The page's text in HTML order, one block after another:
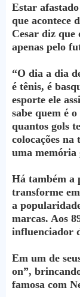
Estar
que acontece
Cesar diz que
apenas pelo
“O dia a dia
é tênis, é
esporte ele
sabe quem é
quantos gols
colocações na
uma memória
Há também a
transforme
a
marcas. Aos
influenciador
Em um de
on”,
famosa com